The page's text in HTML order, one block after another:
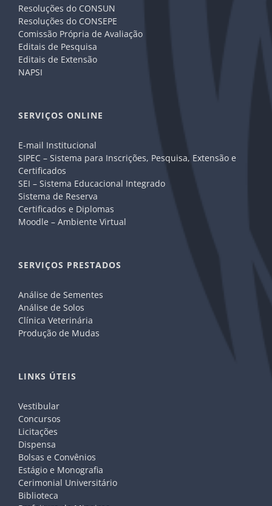
Resoluções do CONSUN
Resoluções do CONSEPE
Comissão Própria de Avaliação
Editais de Pesquisa
Editais de Extensão
NAPSI
SERVIÇOS ONLINE
E-mail Institucional
SIPEC – Sistema para Inscrições, Pesquisa, Extensão e
Certificados
SEI – Sistema Educacional Integrado
Sistema de Reserva
Certificados e Diplomas
Moodle – Ambiente Virtual
SERVIÇOS PRESTADOS
Análise de Sementes
Análise de Solos
Clínica Veterinária
Produção de Mudas
LINKS ÚTEIS
Vestibular
Concursos
Licitações
Dispensa
Bolsas e Convênios
Estágio e Monografia
Cerimonial Universitário
Biblioteca